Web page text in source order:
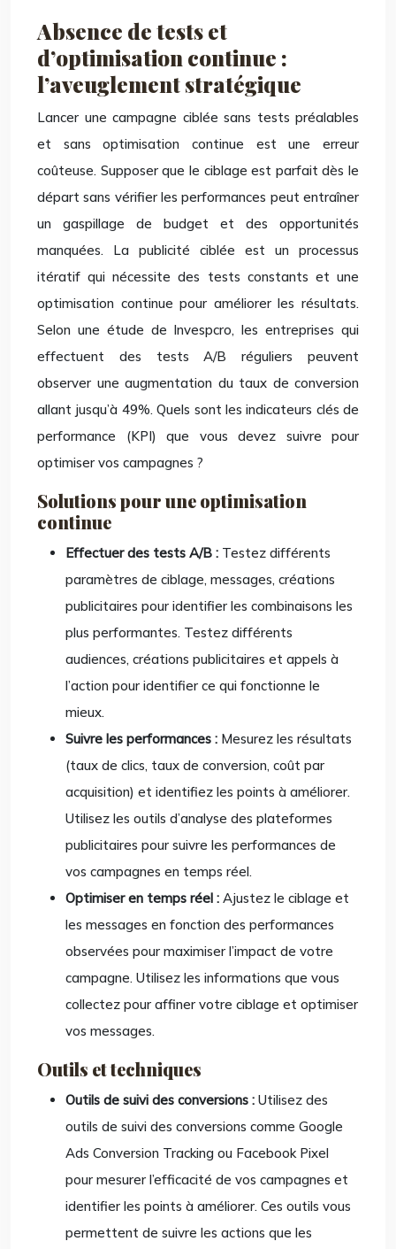
Absence de tests et
d’optimisation continue :
l’aveuglement stratégique
Lancer une campagne ciblée sans tests préalables
et sans optimisation continue est une erreur
coûteuse. Supposer que le ciblage est parfait dès le
départ sans vérifier les performances peut entraîner
un gaspillage de budget et des opportunités
manquées. La publicité ciblée est un processus
itératif qui nécessite des tests constants et une
optimisation continue pour améliorer les résultats.
Selon une étude de Invespcro, les entreprises qui
effectuent des tests A/B réguliers peuvent
observer une augmentation du taux de conversion
allant jusqu’à 49%. Quels sont les indicateurs clés de
performance (KPI) que vous devez suivre pour
optimiser vos campagnes ?
Solutions pour une optimisation
continue
Effectuer des tests A/B : Testez différents
paramètres de ciblage, messages, créations
publicitaires pour identifier les combinaisons les
plus performantes. Testez différents
audiences, créations publicitaires et appels à
l’action pour identifier ce qui fonctionne le
mieux.
Suivre les performances : Mesurez les résultats
(taux de clics, taux de conversion, coût par
acquisition) et identifiez les points à améliorer.
Utilisez les outils d’analyse des plateformes
publicitaires pour suivre les performances de
vos campagnes en temps réel.
Optimiser en temps réel : Ajustez le ciblage et
les messages en fonction des performances
observées pour maximiser l’impact de votre
campagne. Utilisez les informations que vous
collectez pour affiner votre ciblage et optimiser
vos messages.
Outils et techniques
Outils de suivi des conversions : Utilisez des
outils de suivi des conversions comme Google
Ads Conversion Tracking ou Facebook Pixel
pour mesurer l’efficacité de vos campagnes et
identifier les points à améliorer. Ces outils vous
permettent de suivre les actions que les